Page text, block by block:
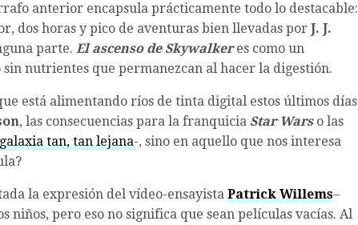
anterior encapsula prácticamente todo lo destacable:
dos horas y pico de aventuras bien llevadas por J. J.
parte. El ascenso de Skywalkeres como un
nutrientes que permanezcan al hacer la digestión.
está alimentando ríos de tinta digital estos últimos días
, las consecuencias para la franquicia Star Warso las
tan, tan lejana-, sino en aquello que nos interesa
la expresión del vídeo-ensayista Patrick Willems–
niños, pero eso no significa que sean películas vacías. Al